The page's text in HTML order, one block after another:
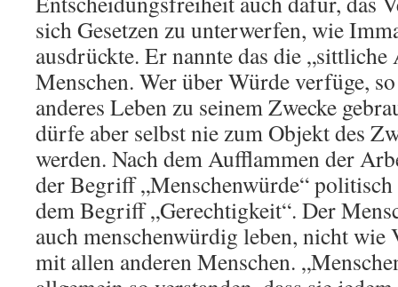
sich Gesetzen zu unterwerfen, wie
ausdrückte. Er nannte das die „sittliche
Menschen. Wer über Würde verfüge,
anderes Leben zu seinem Zwecke
dürfe aber selbst nie zum Objekt des
werden. Nach dem Aufflammen der
der Begriff „Menschenwürde“
dem Begriff „Gerechtigkeit“. Der
auch menschenwürdig leben, nicht wie
mit allen anderen Menschen.